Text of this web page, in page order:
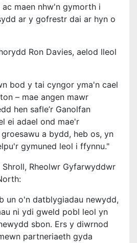
maen nhw'n gymorth i
ar y gofrestr dai ar hyn o
Ron Davies, aelod lleol
bod y tai cyngor yma'n cael
– mae angen mawr
hen safle’r Ganolfan
ei adael ond mae'r
a bydd, heb os, yn
gymuned leol i ffynnu."
Rheolwr Gyfarwyddwr
un o'n datblygiadau newydd,
ni ydi gweld pobl leol yn
sbon. Ers y diwrnod
partneriaeth gyda